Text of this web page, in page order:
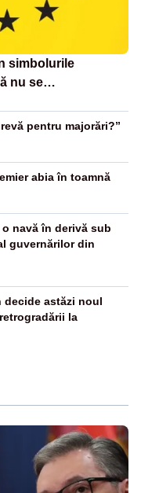
simbolurile
nu se
pentru majorări?”
abia în toamnă
o navă în derivă sub
guvernărilor din
decide astăzi noul
la